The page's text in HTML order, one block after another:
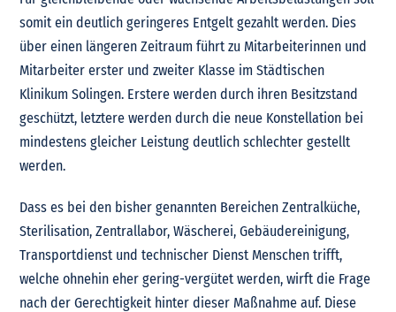
somit ein deutlich geringeres Entgelt gezahlt werden. Dies
über einen längeren Zeitraum führt zu Mitarbeiterinnen und
Mitarbeiter erster und zweiter Klasse im Städtischen
Klinikum Solingen. Erstere werden durch ihren Besitzstand
geschützt, letztere werden durch die neue Konstellation bei
mindestens gleicher Leistung deutlich schlechter gestellt
werden.
Dass es bei den bisher genannten Bereichen Zentralküche,
Sterilisation, Zentrallabor, Wäscherei, Gebäudereinigung,
Transportdienst und technischer Dienst Menschen trifft,
welche ohnehin eher gering-vergütet werden, wirft die Frage
nach der Gerechtigkeit hinter dieser Maßnahme auf. Diese